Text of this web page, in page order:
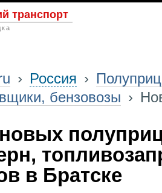
транспорт
› Россия ›
бензовозы ›
в Братске